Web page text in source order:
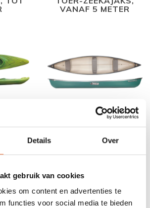
Details Over
gebruik van cookies
om content en advertenties te
functies voor social media te bieden
VANAF 5 METER
CANADESE KANO'S